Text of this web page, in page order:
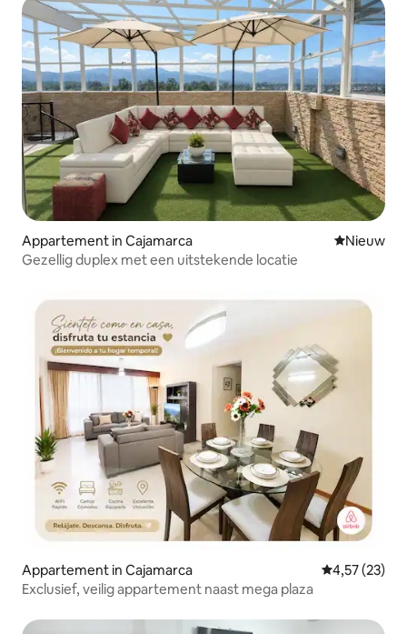
Appartement in Cajamarca Nieuwe
Nieuw
Gezellig duplex met een uitstekende locatie
Appartement in Cajamarca Gemiddelde
4,57 (23)
Exclusief, veilig appartement naast mega plaza